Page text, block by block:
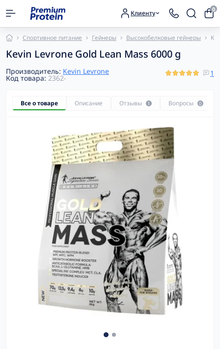
Клиенту 0
Спортивное питание Гейнеры Высокобелковые гейнеры
Kevin Levrone Gold Lean Mass 6000 g
Производитель: Kevin Levrone
Код товара: 2362-
1
Все о товаре Описание Отзывы 1 Вопросы 0